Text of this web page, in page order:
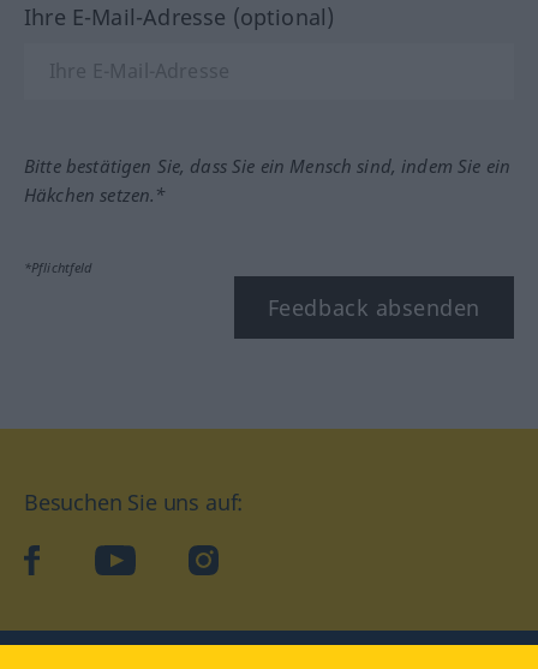
Ihre E-Mail-Adresse (optional)
Bitte bestätigen Sie, dass Sie ein Mensch sind, indem Sie ein
Häkchen setzen.*
*Pflichtfeld
Feedback absenden
Besuchen Sie uns auf:
facebookYouTube Instagram